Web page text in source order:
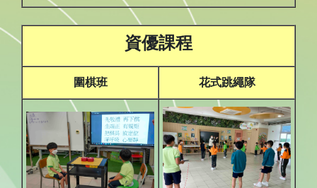
資優課程
圍棋班 花式跳繩隊